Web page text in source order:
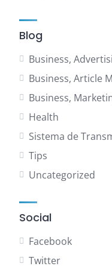
Blog
Business,
Business, Article
Business,
Health
Sistema de
Tips
Uncategorized
Social
Facebook
Twitter